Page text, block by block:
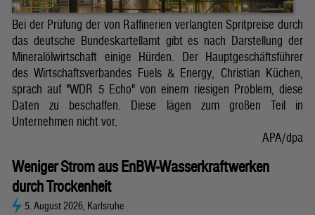
Bei der Prüfung der von Raffinerien verlangten Spritpreise durch
das deutsche Bundeskartellamt gibt es nach Darstellung der
Mineralölwirtschaft einige Hürden. Der Hauptgeschäftsführer
des Wirtschaftsverbandes Fuels & Energy, Christian Küchen,
sprach auf "WDR 5 Echo" von einem riesigen Problem, diese
Daten zu beschaffen. Diese lägen zum großen Teil in
Unternehmen nicht vor.
APA/dpa
Weniger Strom aus EnBW-Wasserkraftwerken
durch Trockenheit
5. August 2026, Karlsruhe